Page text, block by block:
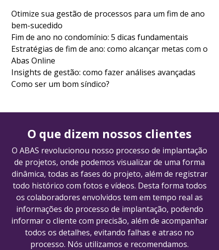
Otimize sua gestão de processos para um fim de ano
bem-sucedido
Fim de ano no condomínio: 5 dicas fundamentais
Estratégias de fim de ano: como alcançar metas com o
Abas Online
Insights de gestão: como fazer análises avançadas
Como ser um bom síndico?
O que dizem nossos clientes
O ABAS revolucionou nosso processo de implantação
de projetos, onde podemos visualizar de uma forma
dinâmica, todas as fases do projeto, além de registrar
todo histórico com fotos e vídeos. Desta forma todos
os colaboradores envolvidos tem em tempo real as
informações do processo de implantação, podendo
informar o cliente com precisão, além de acompanhar
todos os detalhes, evitando falhas e atraso no
processo. Nós utilizamos e recomendamos.